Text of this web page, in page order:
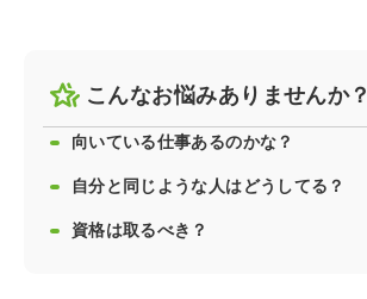
こんなお悩みありませんか？
向いている仕事あるのかな？
自分と同じような人はどうしてる？
資格は取るべき？